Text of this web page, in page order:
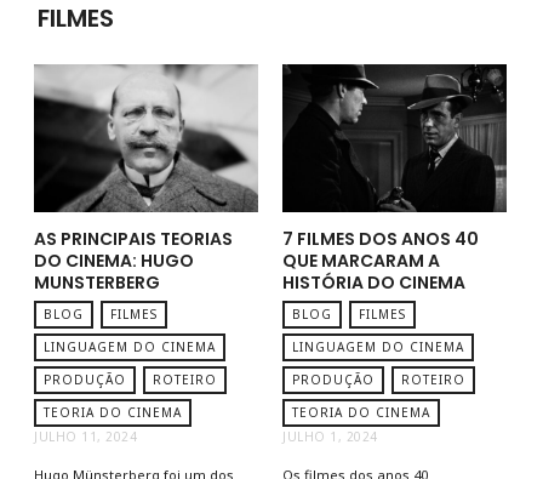
FILMES
AS PRINCIPAIS TEORIAS
DO CINEMA: HUGO
MUNSTERBERG
BLOG
FILMES
LINGUAGEM DO CINEMA
PRODUÇÃO
ROTEIRO
TEORIA DO CINEMA
JULHO 11, 2024
Hugo Münsterberg foi um dos
7 FILMES DOS ANOS 40
QUE MARCARAM A
HISTÓRIA DO CINEMA
BLOG
FILMES
LINGUAGEM DO CINEMA
PRODUÇÃO
ROTEIRO
TEORIA DO CINEMA
JULHO 1, 2024
Os filmes dos anos 40